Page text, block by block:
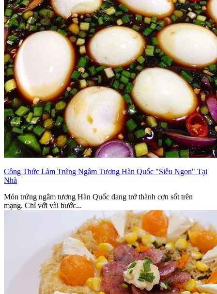
Công Thức Làm Trứng Ngâm Tương Hàn Quốc "Siêu Ngon" Tại
Nhà
Món trứng ngâm tương Hàn Quốc đang trở thành cơn sốt trên
mạng. Chỉ với vài bước...